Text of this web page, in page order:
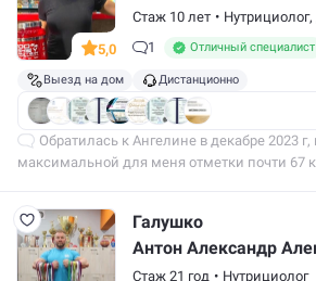
5,0
Стаж 10 лет • Нутрициолог,
1
Отличный специалист
Выезд на дом Дистанционно
Обратилась к Ангелине в декабре 2023
максимальной для меня отметки почти 67
питания и те…
Галушко
Антон Александр
Стаж 21 год • Нутрициолог